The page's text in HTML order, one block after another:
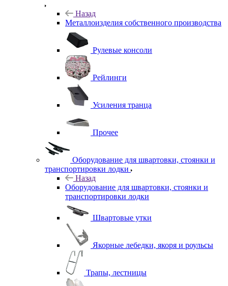
Назад
Металлоизделия собственного производства
Рулевые консоли
Рейлинги
Усиления транца
Прочее
Оборудование для швартовки, стоянки и
транспортировки лодки
Назад
Оборудование для швартовки, стоянки и
транспортировки лодки
Швартовые утки
Якорные лебедки, якоря и роульсы
Трапы, лестницы